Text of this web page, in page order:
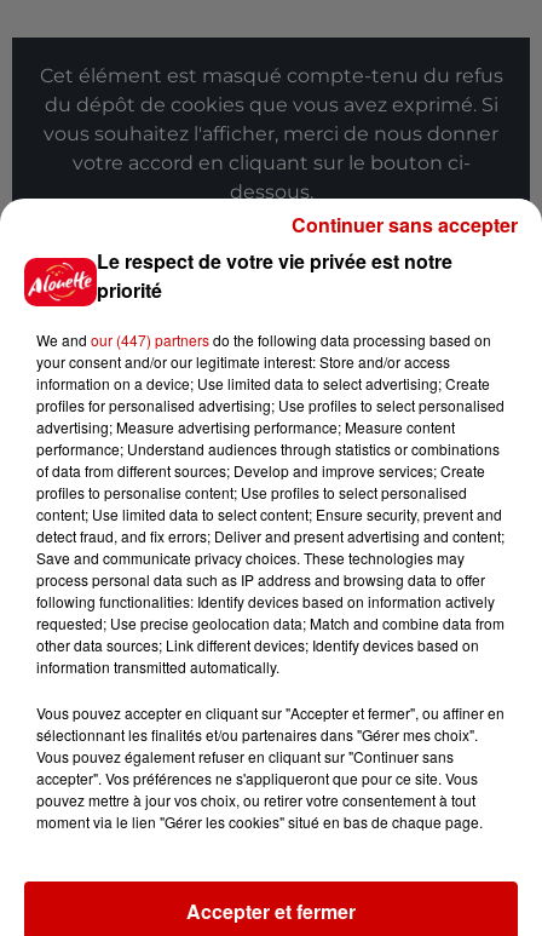
Cet élément est masqué compte-tenu du refus
du dépôt de cookies que vous avez exprimé. Si
vous souhaitez l'afficher, merci de nous donner
votre accord en cliquant sur le bouton ci-
dessous.
Afficher l'élément
Infos
8h49
Rennes : enquête ouverte après
un accident impliquant un
conducteur...
8 août 2026
Aide carburant pour les "grands
rouleurs" : le délai pour la...
Royan : elle tente d’écraser son
ex-conjoint et dit regretter...
Cambriolages : plus de 18 000
logements visités en juillet 2026,
Le respect de votre vie privée est notre
priorité
We and our (447) partnersdo the following data processing based on
your consent and/or our legitimate interest: Store and/or access
information on a device; Use limited data to select advertising; Create
profiles for personalised advertising; Use profiles to select personalised
advertising; Measure advertising performance; Measure content
performance; Understand audiences through statistics or combinations
of data from different sources; Develop and improve services; Create
profiles to personalise content; Use profiles to select personalised
content; Use limited data to select content; Ensure security, prevent and
detect fraud, and fix errors; Deliver and present advertising and content;
Save and communicate privacy choices. These technologies may
process personal data such as IP address and browsing data to offer
following functionalities: Identify devices based on information actively
requested; Use precise geolocation data; Match and combine data from
other data sources; Link different devices; Identify devices based on
information transmitted automatically.
Vous pouvez accepter en cliquant sur "Accepter et fermer", ou affiner en
sélectionnant les finalités et/ou partenaires dans "Gérer mes choix".
Vous pouvez également refuser en cliquant sur "Continuer sans
accepter". Vos préférences ne s'appliqueront que pour ce site. Vous
pouvez mettre à jour vos choix, ou retirer votre consentement à tout
moment via le lien "Gérer les cookies" situé en bas de chaque page.
Accepter et fermer
Continuer sans accepter